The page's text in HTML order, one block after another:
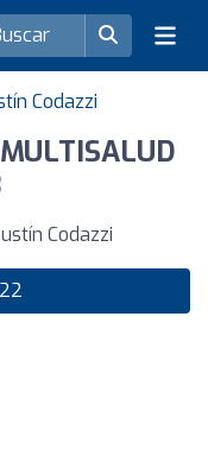
Codazzi
Codazzi